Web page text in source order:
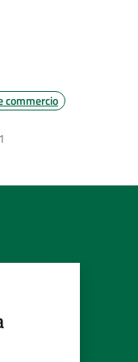
commercio